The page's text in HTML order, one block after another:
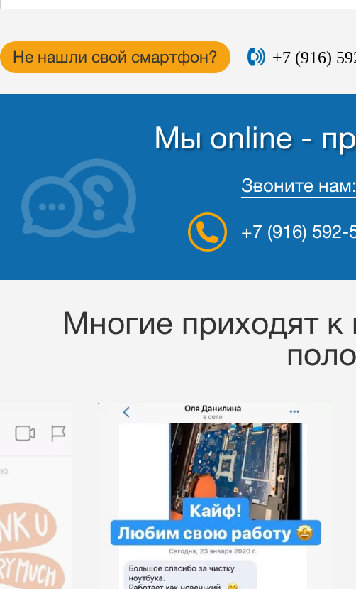
Не нашли свой смартфон? +7 (916)
Мы online -
Звоните нам:
+7 (916) 592-
Многие приходят